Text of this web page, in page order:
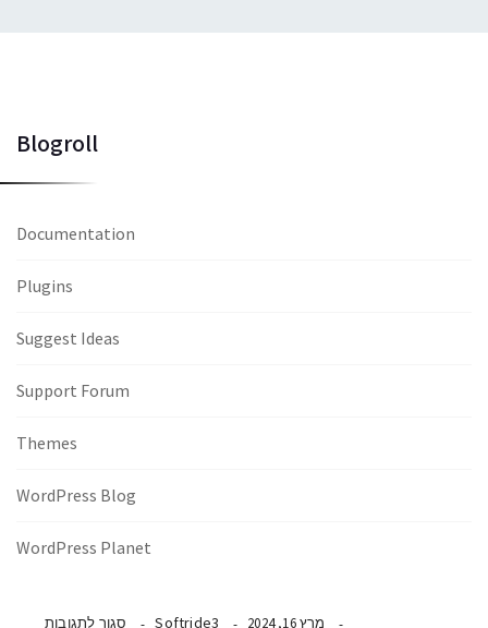
מרץ 16, 2024 Softride3 סגור לתגובות
Blogroll
Documentation
Plugins
Suggest Ideas
Support Forum
Themes
WordPress Blog
WordPress Planet